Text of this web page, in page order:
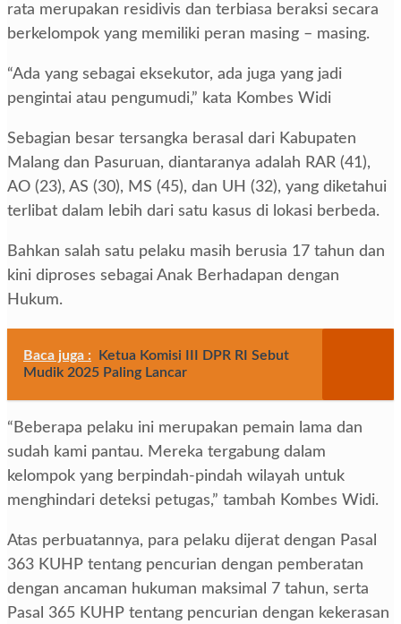
rata merupakan residivis dan terbiasa beraksi secara
berkelompok yang memiliki peran masing – masing.
“Ada yang sebagai eksekutor, ada juga yang jadi
pengintai atau pengumudi,” kata Kombes Widi
Sebagian besar tersangka berasal dari Kabupaten
Malang dan Pasuruan, diantaranya adalah RAR (41),
AO (23), AS (30), MS (45), dan UH (32), yang diketahui
terlibat dalam lebih dari satu kasus di lokasi berbeda.
Bahkan salah satu pelaku masih berusia 17 tahun dan
kini diproses sebagai Anak Berhadapan dengan
Hukum.
Baca juga :
Ketua Komisi III DPR RI Sebut
Mudik 2025 Paling Lancar
“Beberapa pelaku ini merupakan pemain lama dan
sudah kami pantau. Mereka tergabung dalam
kelompok yang berpindah-pindah wilayah untuk
menghindari deteksi petugas,” tambah Kombes Widi.
Atas perbuatannya, para pelaku dijerat dengan Pasal
363 KUHP tentang pencurian dengan pemberatan
dengan ancaman hukuman maksimal 7 tahun, serta
Pasal 365 KUHP tentang pencurian dengan kekerasan